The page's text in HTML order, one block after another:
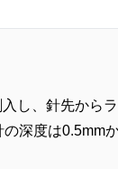
し、針先から
深度は0.5mm